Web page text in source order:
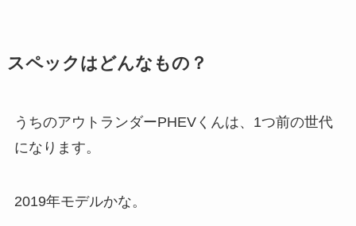
スペックはどんなもの？
うちのアウトランダーPHEVくんは、1つ前の世代
になります。
2019年モデルかな。